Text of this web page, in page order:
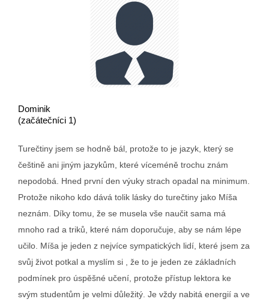
Dominik
(začátečníci 1)
Turečtiny jsem se hodně bál, protože to je jazyk, který se
češtině ani jiným jazykům, které víceméně trochu znám
nepodobá. Hned první den výuky strach opadal na minimum.
Protože nikoho kdo dává tolik lásky do turečtiny jako Míša
neznám. Díky tomu, že se musela vše naučit sama má
mnoho rad a triků, které nám doporučuje, aby se nám lépe
učilo. Míša je jeden z nejvíce sympatických lidí, které jsem za
svůj život potkal a myslím si , že to je jeden ze základních
podmínek pro úspěšné učení, protože přístup lektora ke
svým studentům je velmi důležitý. Je vždy nabitá energií a ve